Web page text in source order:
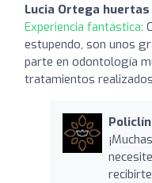
Lucia Ortega huertas
Experiencia fantástica:
estupendo, son unos
parte en odontología
tratamientos realizados